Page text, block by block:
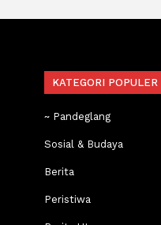
KATEGORI POPULER
~ Pandeglang
Sosial & Budaya
Berita
Peristiwa